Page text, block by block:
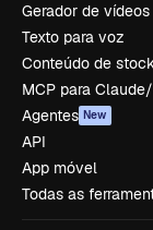
Gerador de vídeos
Texto para voz
Conteúdo de
MCP para
Agentes New
API
App móvel
Todas as